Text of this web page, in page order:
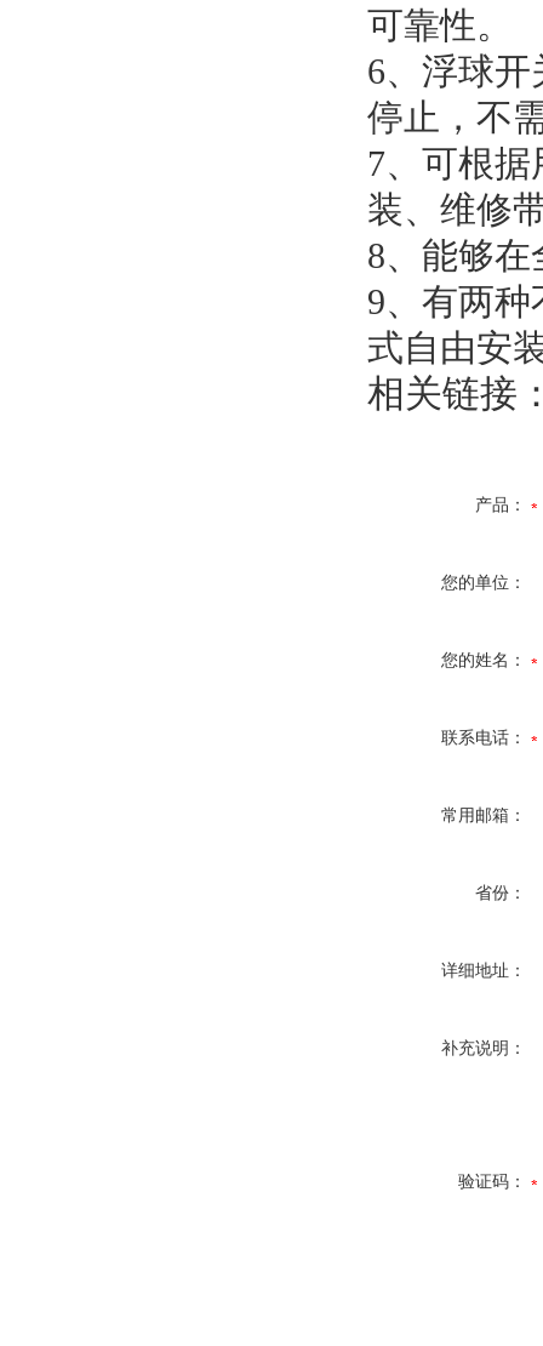
可靠性。
6、浮球
停止，不
7、可根
装、维修
8、能够
9、有两
式自由安
相关链接
产品：
您的单位：
您的姓名：
联系电话：
常用邮箱：
省份：
详细地址：
补充说明：
验证码：